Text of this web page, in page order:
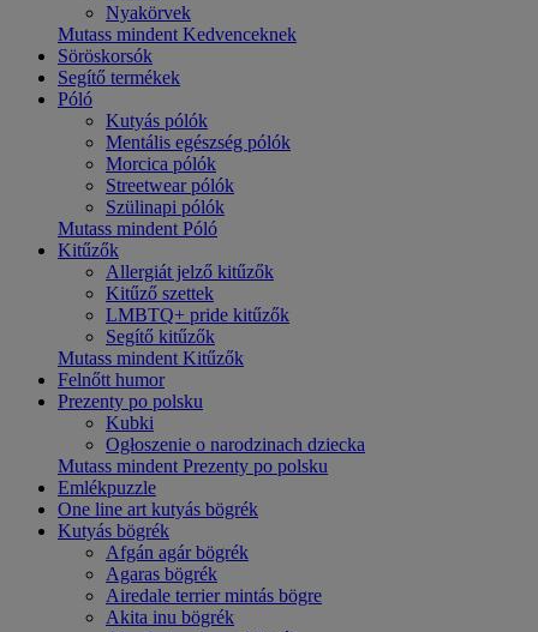
Nyakörvek
Mutass mindent Kedvenceknek
Söröskorsók
Segítő termékek
Póló
Kutyás pólók
Mentális egészség pólók
Morcica pólók
Streetwear pólók
Szülinapi pólók
Mutass mindent Póló
Kitűzők
Allergiát jelző kitűzők
Kitűző szettek
LMBTQ+ pride kitűzők
Segítő kitűzők
Mutass mindent Kitűzők
Felnőtt humor
Prezenty po polsku
Kubki
Ogłoszenie o narodzinach dziecka
Mutass mindent Prezenty po polsku
Emlékpuzzle
One line art kutyás bögrék
Kutyás bögrék
Afgán agár bögrék
Agaras bögrék
Airedale terrier mintás bögre
Akita inu bögrék